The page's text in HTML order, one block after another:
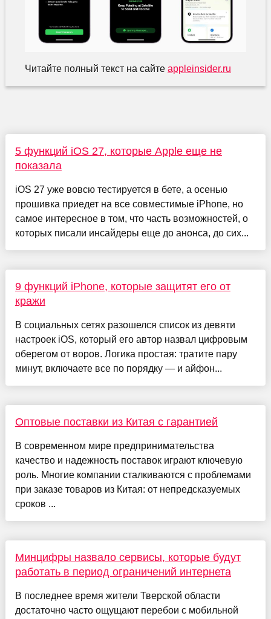
Читайте полный текст на сайте appleinsider.ru
5 функций iOS 27, которые Apple еще не
показала
iOS 27 уже вовсю тестируется в бете, а осенью
прошивка приедет на все совместимые iPhone, но
самое интересное в том, что часть возможностей, о
которых писали инсайдеры еще до анонса, до сих...
9 функций iPhone, которые защитят его от
кражи
В социальных сетях разошелся список из девяти
настроек iOS, который его автор назвал цифровым
оберегом от воров. Логика простая: тратите пару
минут, включаете все по порядку — и айфон...
Оптовые поставки из Китая с гарантией
В современном мире предпринимательства
качество и надежность поставок играют ключевую
роль. Многие компании сталкиваются с проблемами
при заказе товаров из Китая: от непредсказуемых
сроков ...
Минцифры назвало сервисы, которые будут
работать в период ограничений интернета
В последнее время жители Тверской области
достаточно часто ощущают перебои с мобильной